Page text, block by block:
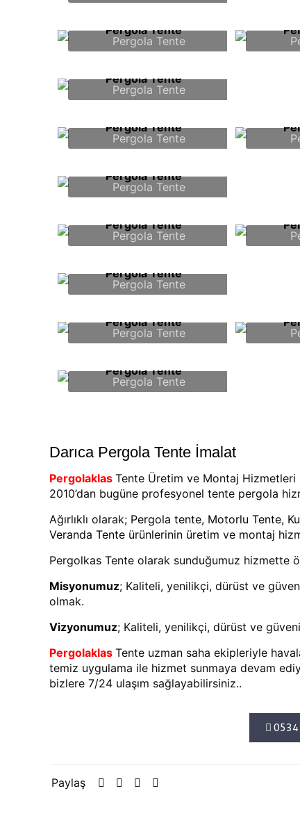
Pergola Tente
Pergola Tente
Pergola Tente
Pergola Tente
Pergola Tente
Pergola Tente
Pergola Tente
Pergola Tente
Darıca Pergola Tente İmalat
Pergolaklas Tente Üretim ve Montaj Hizmetleri
2010’dan bugüne profesyonel tente pergola
Ağırlıklı olarak; Pergola tente, Motorlu Tente,
Veranda Tente ürünlerinin üretim ve montaj
Pergolkas Tente olarak sunduğumuz hizmette
Misyonumuz; Kaliteli, yenilikçi, dürüst ve
olmak.
Vizyonumuz; Kaliteli, yenilikçi, dürüst ve
Pergolaklas Tente uzman saha ekipleriyle
temiz uygulama ile hizmet sunmaya devam
bizlere 7/24 ulaşım sağlayabilirsiniz..
Paylaş